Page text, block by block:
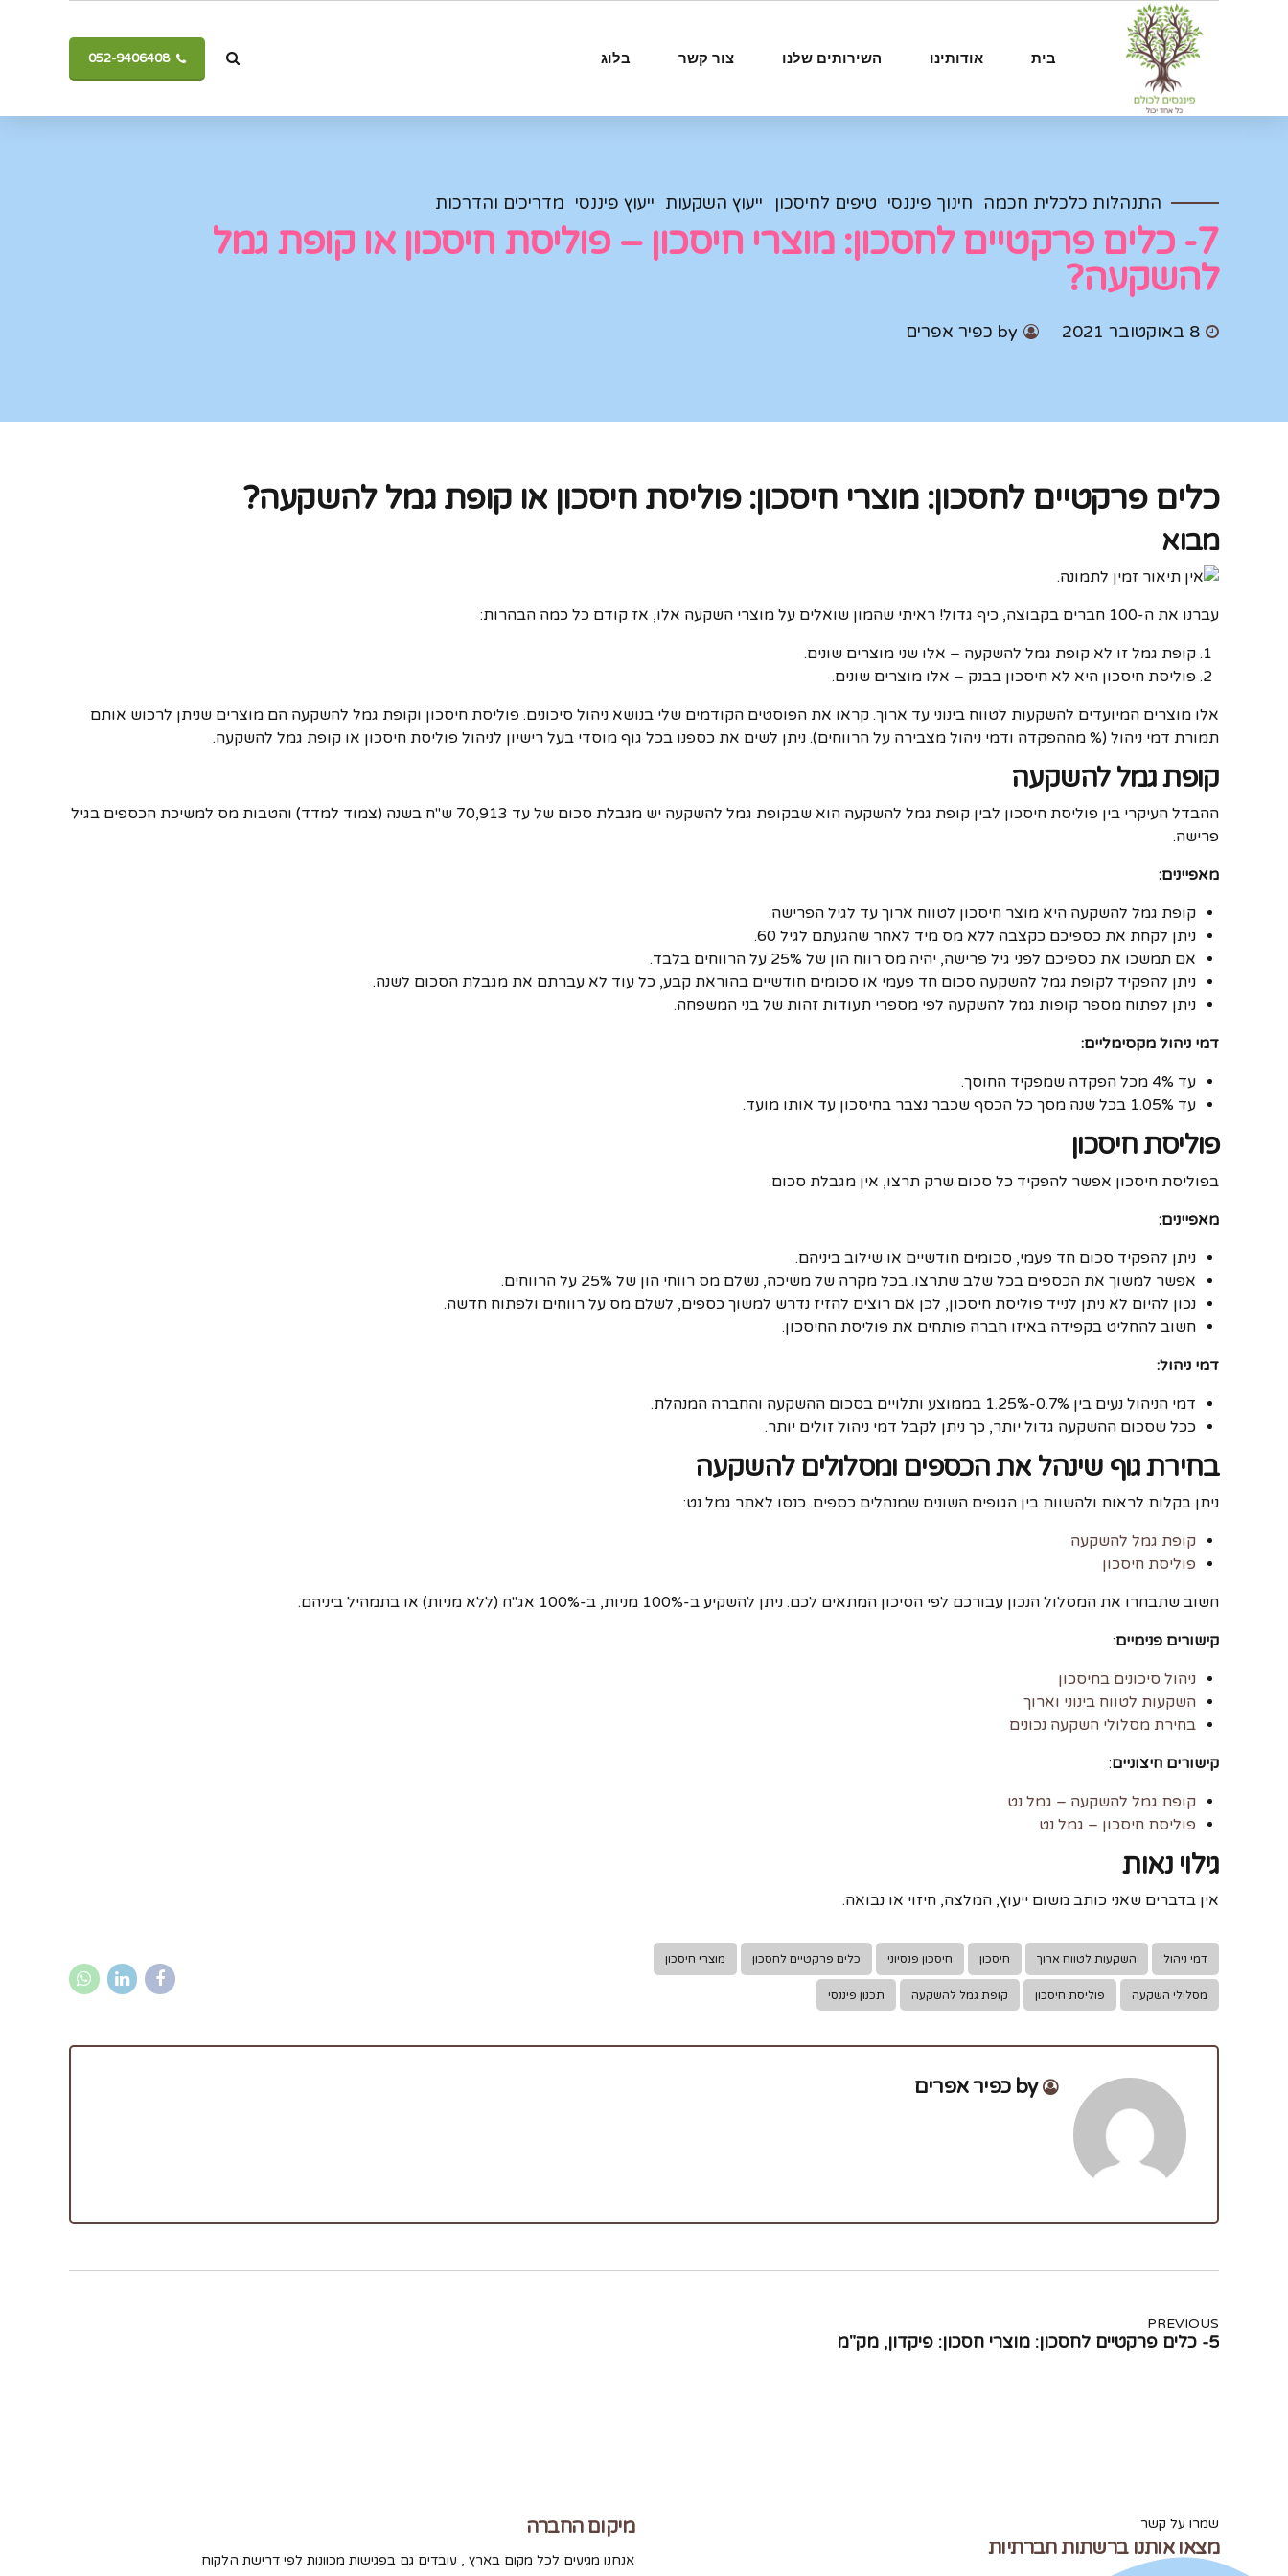
052-9406408 בית אודותינו השירותים שלנו צור קשר בלוג
התנהלות כלכלית חכמה חינוך פיננסי טיפים לחיסכון ייעוץ השקעות ייעוץ פיננסי מדריכים והדרכות
7- כלים פרקטיים לחסכון: מוצרי חיסכון – פוליסת חיסכון או קופת גמל
להשקעה?
8 באוקטובר 2021 by כפיר אפרים
כלים פרקטיים לחסכון: מוצרי חיסכון: פוליסת חיסכון או קופת גמל להשקעה?
מבוא
עברנו את ה-100 חברים בקבוצה, כיף גדול! ראיתי שהמון שואלים על מוצרי השקעה אלו, אז קודם כל כמה הבהרות:
קופת גמל זו לא קופת גמל להשקעה – אלו שני מוצרים שונים.
פוליסת חיסכון היא לא חיסכון בבנק – אלו מוצרים שונים.
אלו מוצרים המיועדים להשקעות לטווח בינוני עד ארוך. קראו את הפוסטים הקודמים שלי בנושא ניהול סיכונים. פוליסת חיסכון וקופת גמל להשקעה הם מוצרים שניתן לרכוש אותם
תמורת דמי ניהול (% מההפקדה ודמי ניהול מצבירה על הרווחים). ניתן לשים את כספנו בכל גוף מוסדי בעל רישיון לניהול פוליסת חיסכון או קופת גמל להשקעה.
קופת גמל להשקעה
ההבדל העיקרי בין פוליסת חיסכון לבין קופת גמל להשקעה הוא שבקופת גמל להשקעה יש מגבלת סכום של עד 70,913 ש"ח בשנה (צמוד למדד) והטבות מס למשיכת הכספים בגיל
פרישה.
מאפיינים:
קופת גמל להשקעה היא מוצר חיסכון לטווח ארוך עד לגיל הפרישה.
ניתן לקחת את כספיכם כקצבה ללא מס מיד לאחר שהגעתם לגיל 60.
אם תמשכו את כספיכם לפני גיל פרישה, יהיה מס רווח הון של 25% על הרווחים בלבד.
ניתן להפקיד לקופת גמל להשקעה סכום חד פעמי או סכומים חודשיים בהוראת קבע, כל עוד לא עברתם את מגבלת הסכום לשנה.
ניתן לפתוח מספר קופות גמל להשקעה לפי מספרי תעודות זהות של בני המשפחה.
דמי ניהול מקסימליים:
עד 4% מכל הפקדה שמפקיד החוסך.
עד 1.05% בכל שנה מסך כל הכסף שכבר נצבר בחיסכון עד אותו מועד.
פוליסת חיסכון
בפוליסת חיסכון אפשר להפקיד כל סכום שרק תרצו, אין מגבלת סכום.
מאפיינים:
ניתן להפקיד סכום חד פעמי, סכומים חודשיים או שילוב ביניהם.
אפשר למשוך את הכספים בכל שלב שתרצו. בכל מקרה של משיכה, נשלם מס רווחי הון של 25% על הרווחים.
נכון להיום לא ניתן לנייד פוליסת חיסכון, לכן אם רוצים להזיז נדרש למשוך כספים, לשלם מס על רווחים ולפתוח חדשה.
חשוב להחליט בקפידה באיזו חברה פותחים את פוליסת החיסכון.
דמי ניהול:
דמי הניהול נעים בין 0.7%-1.25% בממוצע ותלויים בסכום ההשקעה והחברה המנהלת.
ככל שסכום ההשקעה גדול יותר, כך ניתן לקבל דמי ניהול זולים יותר.
בחירת גוף שינהל את הכספים ומסלולים להשקעה
ניתן בקלות לראות ולהשוות בין הגופים השונים שמנהלים כספים. כנסו לאתר גמל נט:
קופת גמל להשקעה
פוליסת חיסכון
חשוב שתבחרו את המסלול הנכון עבורכם לפי הסיכון המתאים לכם. ניתן להשקיע ב-100% מניות, ב-100% אג"ח (ללא מניות) או בתמהיל ביניהם.
קישורים פנימיים:
ניהול סיכונים בחיסכון
השקעות לטווח בינוני וארוך
בחירת מסלולי השקעה נכונים
קישורים חיצוניים:
קופת גמל להשקעה – גמל נט
פוליסת חיסכון – גמל נט
גילוי נאות
אין בדברים שאני כותב משום ייעוץ, המלצה, חיזוי או נבואה.
דמי ניהול השקעות לטווח ארוך חיסכון חיסכון פנסיוני כלים פרקטיים לחסכון מוצרי חיסכון
מסלולי השקעה פוליסת חיסכון קופת גמל להשקעה תכנון פיננסי
by כפיר אפרים
PREVIOUS
5- כלים פרקטיים לחסכון: מוצרי חסכון: פיקדון, מק"מ
שמרו על קשר
מצאו אותנו ברשתות חברתיות
מיקום החברה
אנחנו מגיעים לכל מקום בארץ , עובדים גם בפגישות מכוונות לפי דרישת הלקוח